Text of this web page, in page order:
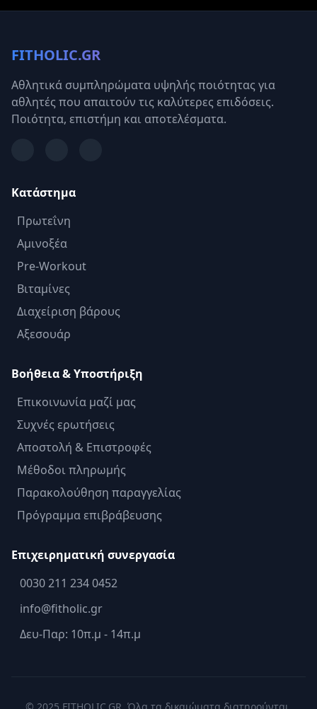
FITHOLIC.GR
Αθλητικά συμπληρώματα υψηλής ποιότητας για
αθλητές που απαιτούν τις καλύτερες επιδόσεις.
Ποιότητα, επιστήμη και αποτελέσματα.
Κατάστημα
Πρωτεΐνη
Αμινοξέα
Pre-Workout
Βιταμίνες
Διαχείριση βάρους
Αξεσουάρ
Βοήθεια & Υποστήριξη
Επικοινωνία μαζί μας
Συχνές ερωτήσεις
Αποστολή & Επιστροφές
Μέθοδοι πληρωμής
Παρακολούθηση παραγγελίας
Πρόγραμμα επιβράβευσης
Επιχειρηματική συνεργασία
0030 211 234 0452
info@fitholic.gr
Δευ-Παρ: 10π.μ - 14π.μ